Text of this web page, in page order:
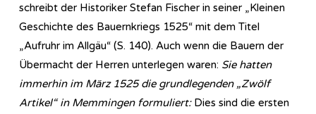
schreibt der Historiker Stefan Fischer in seiner „Kleinen
Geschichte des Bauernkriegs 1525“ mit dem Titel
„Aufruhr im Allgäu“ (S. 140). Auch wenn die Bauern der
Übermacht der Herren unterlegen waren: Sie hatten
immerhin im März 1525 die grundlegenden „Zwölf
Artikel“ in Memmingen formuliert:Dies sind die ersten